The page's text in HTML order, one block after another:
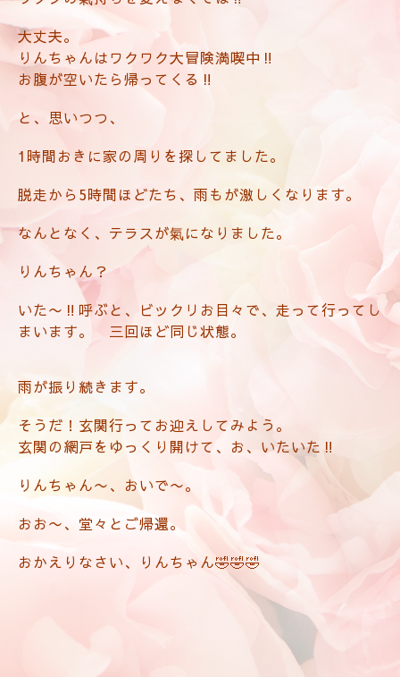
大丈夫。
りんちゃんはワクワク大冒険満喫中‼️
お腹が空いたら帰ってくる‼️
と、思いつつ、
1時間おきに家の周りを探してました。
脱走から5時間ほどたち、雨もが激しくなります。
なんとなく、テラスが氣になりました。
りんちゃん？
いた〜‼️呼ぶと、ビックリお目々で、走って行ってし
まいます。 三回ほど同じ状態。
雨が振り続きます。
そうだ！玄関行ってお迎えしてみよう。
玄関の網戸をゆっくり開けて、お、いたいた‼️
りんちゃん〜、おいで〜。
おお〜、堂々とご帰還。
おかえりなさい、りんちゃん🤣🤣🤣